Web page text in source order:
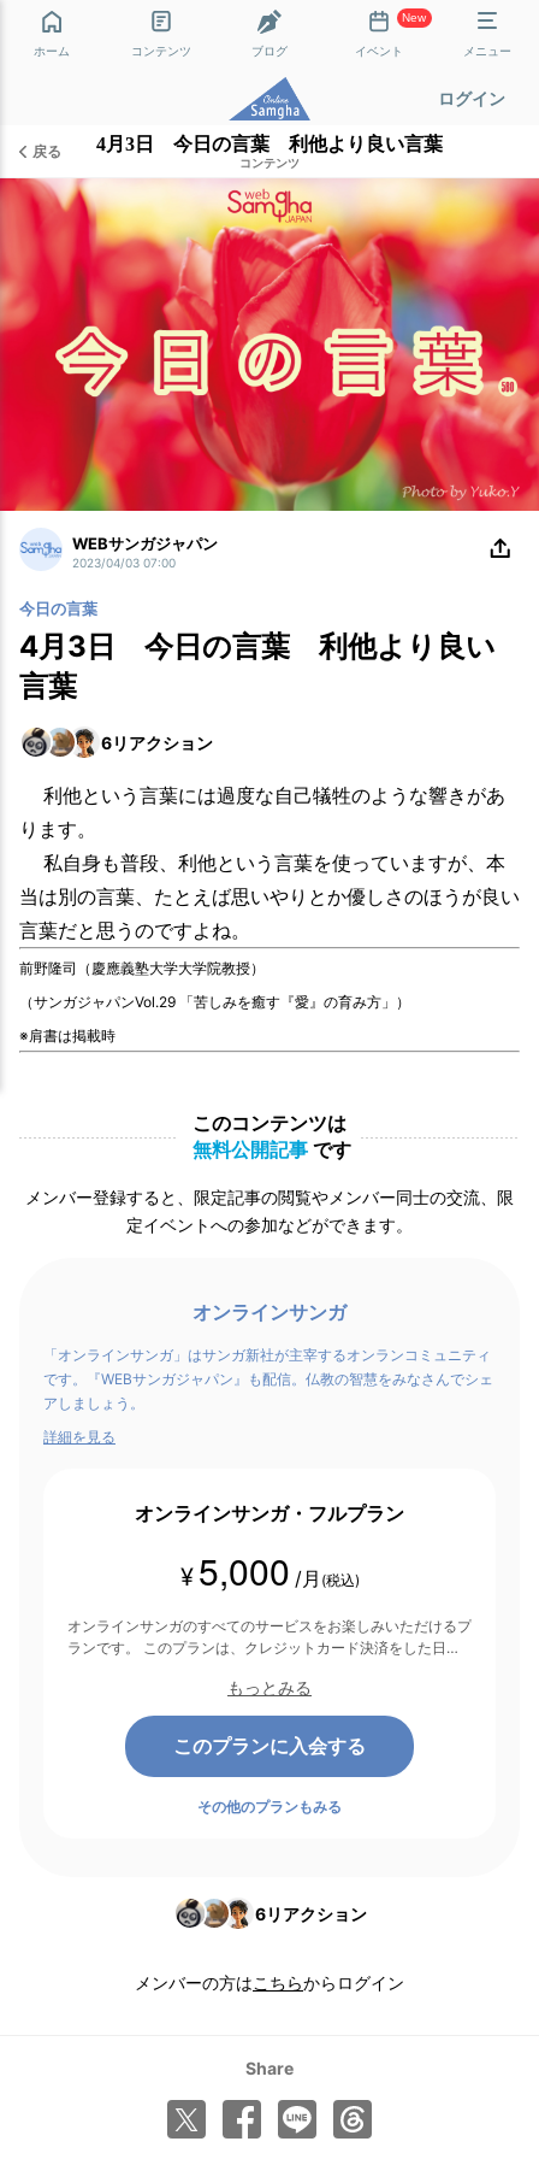
ホーム コンテンツ ブログ
New
イベント メニュー
ログイン
戻る 4月3日 今日の言葉 利他より良い言葉
コンテンツ
WEBサンガジャパン
2023/04/03 07:00
今日の言葉
4月3日 今日の言葉 利他より良い
言葉
6リアクション
利他という言葉には過度な自己犠牲のような響きがあ
ります。
私自身も普段、利他という言葉を使っていますが、本
当は別の言葉、たとえば思いやりとか優しさのほうが良い
言葉だと思うのですよね。
前野隆司（慶應義塾大学大学院教授）
（サンガジャパンVol.29 「苦しみを癒す『愛』の育み方」）
※肩書は掲載時
このコンテンツは
無料公開記事 です
メンバー登録すると、限定記事の閲覧やメンバー同士の交流、限
定イベントへの参加などができます。
オンラインサンガ
「オンラインサンガ」はサンガ新社が主宰するオンランコミュニティ
です。『WEBサンガジャパン』も配信。仏教の智慧をみなさんでシェ
アしましょう。
詳細を見る
オンラインサンガ・フルプラン
¥ 5,000 /月 (税込)
オンラインサンガのすべてのサービスをお楽しみいただけるプ
ランです。 このプランは、クレジットカード決済をした日を
もっとみる
このプランに入会する
その他のプランもみる
6リアクション
メンバーの方はこちらからログイン
Share